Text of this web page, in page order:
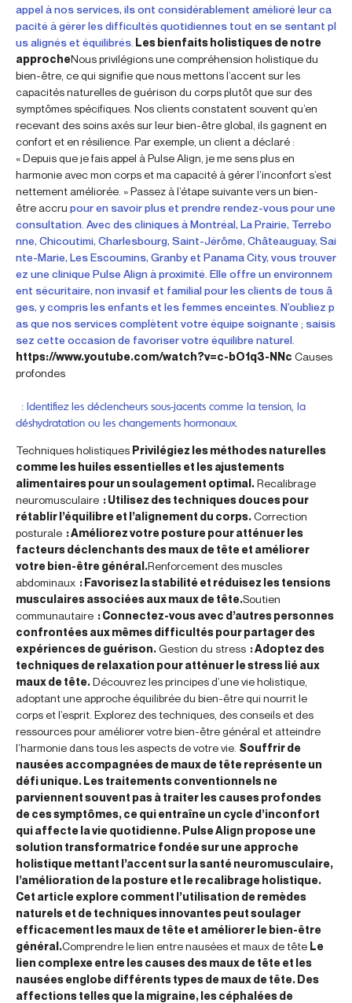
appel à nos services, ils ont considérablement amélioré leur ca
pacité à gérer les difficultés quotidiennes tout en se sentant pl
us alignés et équilibrés. Les bienfaits holistiques de notre
approcheNous privilégions une compréhension holistique du
bien-être, ce qui signifie que nous mettons l’accent sur les
capacités naturelles de guérison du corps plutôt que sur des
symptômes spécifiques. Nos clients constatent souvent qu’en
recevant des soins axés sur leur bien-être global, ils gagnent en
confort et en résilience. Par exemple, un client a déclaré :
« Depuis que je fais appel à Pulse Align, je me sens plus en
harmonie avec mon corps et ma capacité à gérer l’inconfort s’est
nettement améliorée. » Passez à l’étape suivante vers un bien-
être accru pour en savoir plus et prendre rendez-vous pour une
consultation. Avec des cliniques à Montréal, La Prairie, Terrebo
nne, Chicoutimi, Charlesbourg, Saint-Jérôme, Châteauguay, Sai
nte-Marie, Les Escoumins, Granby et Panama City, vous trouver
ez une clinique Pulse Align à proximité. Elle offre un environnem
ent sécuritaire, non invasif et familial pour les clients de tous â
ges, y compris les enfants et les femmes enceintes. N’oubliez p
as que nos services complètent votre équipe soignante ; saisis
sez cette occasion de favoriser votre équilibre naturel.
https://www.youtube.com/watch?v=c-bO1q3-NNc Causes
profondes
: Identifiez les déclencheurs sous-jacents comme la tension, la
déshydratation ou les changements hormonaux.
Techniques holistiques Privilégiez les méthodes naturelles
comme les huiles essentielles et les ajustements
alimentaires pour un soulagement optimal.Recalibrage
neuromusculaire : Utilisez des techniques douces pour
rétablir l’équilibre et l’alignement du corps.Correction
posturale : Améliorez votre posture pour atténuer les
facteurs déclenchants des maux de tête et améliorer
votre bien-être général.Renforcement des muscles
abdominaux : Favorisez la stabilité et réduisez les tensions
musculaires associées aux maux de tête.Soutien
communautaire : Connectez-vous avec d’autres personnes
confrontées aux mêmes difficultés pour partager des
expériences de guérison.Gestion du stress : Adoptez des
techniques de relaxation pour atténuer le stress lié aux
maux de tête.Découvrez les principes d’une vie holistique,
adoptant une approche équilibrée du bien-être qui nourrit le
corps et l’esprit. Explorez des techniques, des conseils et des
ressources pour améliorer votre bien-être général et atteindre
l’harmonie dans tous les aspects de votre vie. Souffrir de
nausées accompagnées de maux de tête représente un
défi unique. Les traitements conventionnels ne
parviennent souvent pas à traiter les causes profondes
de ces symptômes, ce qui entraîne un cycle d’inconfort
qui affecte la vie quotidienne. Pulse Align propose une
solution transformatrice fondée sur une approche
holistique mettant l’accent sur la santé neuromusculaire,
l’amélioration de la posture et le recalibrage holistique.
Cet article explore comment l’utilisation de remèdes
naturels et de techniques innovantes peut soulager
efficacement les maux de tête et améliorer le bien-être
général.Comprendre le lien entre nausées et maux de tête Le
lien complexe entre les causes des maux de tête et les
nausées englobe différents types de maux de tête. Des
affections telles que la migraine, les céphalées de